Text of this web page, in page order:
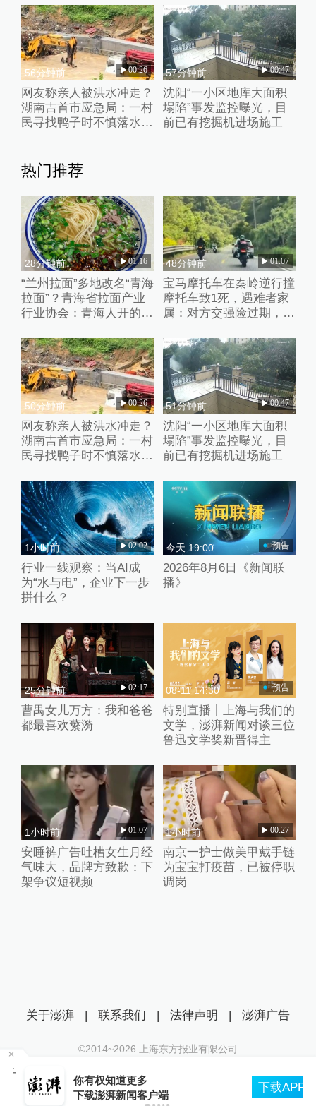
56分钟前 00:26
网友称亲人被洪水冲走？
湖南吉首市应急局：一村
民寻找鸭子时不慎落水，
57分钟前 00:47
沈阳“一小区地库大面积
塌陷”事发监控曝光，目
前已有挖掘机进场施工
热门推荐
28分钟前 01:16
“兰州拉面”多地改名“青海
拉面”？青海省拉面产业
行业协会：青海人开的店
48分钟前 01:07
宝马摩托车在秦岭逆行撞
摩托车致1死，遇难者家
属：对方交强险过期，未
50分钟前 00:26
网友称亲人被洪水冲走？
湖南吉首市应急局：一村
民寻找鸭子时不慎落水，
51分钟前 00:47
沈阳“一小区地库大面积
塌陷”事发监控曝光，目
前已有挖掘机进场施工
1小时前 02:02
行业一线观察：当AI成
为“水与电”，企业下一步
拼什么？
今天 19:00 预告
2026年8月6日《新闻联
播》
25分钟前 02:17
曹禺女儿万方：我和爸爸
都最喜欢蘩漪
08-11 14:30 预告
特别直播丨上海与我们的
文学，澎湃新闻对谈三位
鲁迅文学奖新晋得主
1小时前 01:07
安睡裤广告吐槽女生月经
气味大，品牌方致歉：下
架争议短视频
1小时前 00:27
南京一护士做美甲戴手链
为宝宝打疫苗，已被停职
调岗
你有权知道更多
下载澎湃新闻客户端
下载APP
关于澎湃 | 联系我们 | 法律声明 | 澎湃广告
©2014~2026 上海东方报业有限公司
互联网新闻信息服务许可证：31120170006
沪公网安备 31010602000299号